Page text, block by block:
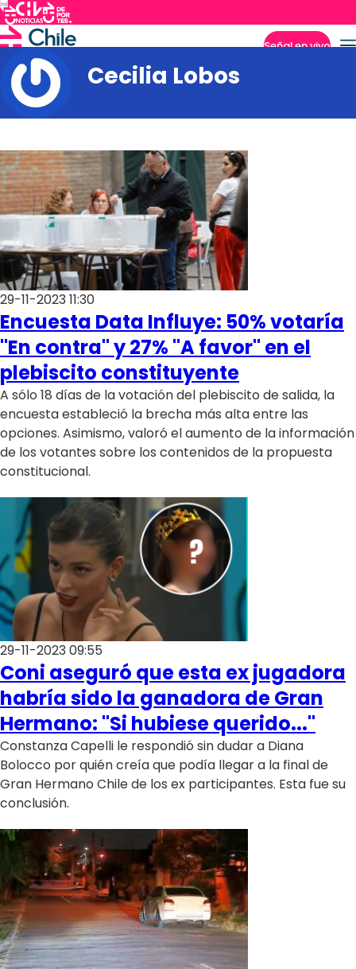
Señal en vivo
Cecilia Lobos
29-11-2023 11:30
Encuesta Data Influye: 50% votaría
"En contra" y 27% "A favor" en el
plebiscito constituyente
A sólo 18 días de la votación del plebiscito de salida, la
encuesta estableció la brecha más alta entre las
opciones. Asimismo, valoró el aumento de la información
de los votantes sobre los contenidos de la propuesta
constitucional.
29-11-2023 09:55
Coni aseguró que esta ex jugadora
habría sido la ganadora de Gran
Hermano: "Si hubiese querido..."
Constanza Capelli le respondió sin dudar a Diana
Bolocco por quién creía que podía llegar a la final de
Gran Hermano Chile de los ex participantes. Esta fue su
conclusión.
Imperdibles
Programas
Club De La Comedia
Contigo en Directo
Plan Perfecto
El Tiempo
Sabingo
Todos Los Programas